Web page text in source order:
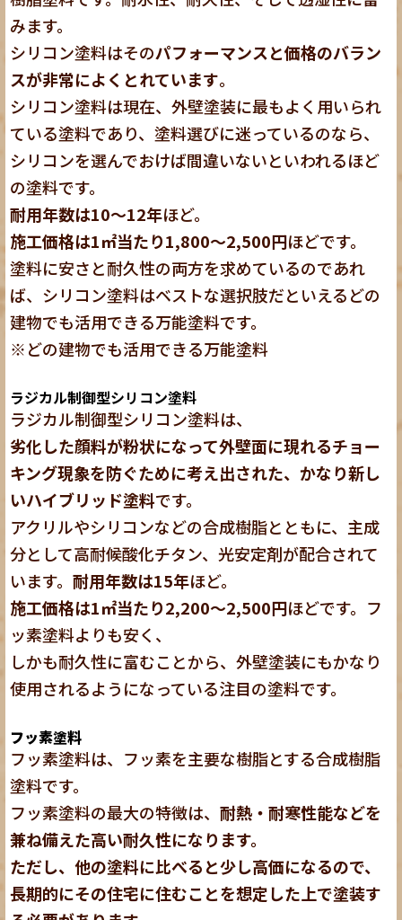
みます。
シリコン塗料はそのパフォーマンスと価格のバラン
スが非常によくとれています。
シリコン塗料は現在、外壁塗装に最もよく用いられ
ている塗料であり、塗料選びに迷っているのなら、
シリコンを選んでおけば間違いないといわれるほど
の塗料です。
耐用年数は10～12年ほど。
施工価格は1㎡当たり1,800～2,500円ほどです。
塗料に安さと耐久性の両方を求めているのであれ
ば、シリコン塗料はベストな選択肢だといえるどの
建物でも活用できる万能塗料です。
※どの建物でも活用できる万能塗料
ラジカル制御型シリコン塗料
ラジカル制御型シリコン塗料は、
劣化した顔料が粉状になって外壁面に現れるチョー
キング現象を防ぐために考え出された、かなり新し
いハイブリッド塗料です。
アクリルやシリコンなどの合成樹脂とともに、主成
分として高耐候酸化チタン、光安定剤が配合されて
います。耐用年数は15年ほど。
施工価格は1㎡当たり2,200～2,500円ほどです。フ
ッ素塗料よりも安く、
しかも耐久性に富むことから、外壁塗装にもかなり
使用されるようになっている注目の塗料です。
フッ素塗料
フッ素塗料は、フッ素を主要な樹脂とする合成樹脂
塗料です。
フッ素塗料の最大の特徴は、耐熱・耐寒性能などを
兼ね備えた高い耐久性になります。
ただし、他の塗料に比べると少し高価になるので、
長期的にその住宅に住むことを想定した上で塗装す